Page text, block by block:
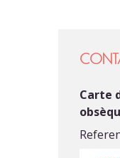
Carte